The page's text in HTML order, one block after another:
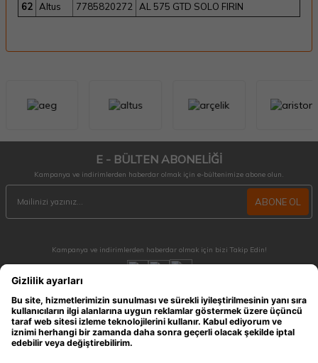
62 Altus 7785820272 AL 575 GTD SOLO FIRIN
E - BÜLTEN ABONELİĞİ
Kampanya ve indirimlerden haberdar olmak için e-bültenimize abone olun.
ABONE OL
Kampanya ve indirimlerden haberdar olmak için bizi Takip Edin!
MÜŞTERİ HİZMETLERİ
Hafta içi 09:30 - 18:30 / Hafta sonu 10:00 - 17:00 arası merak ettiğiniz tüm sorular ve
siparişleriniz için ulaşabilirsiniz.